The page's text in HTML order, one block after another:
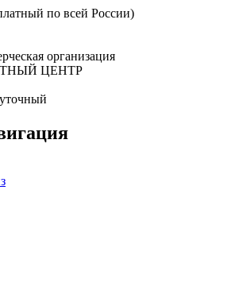
по всей России)
организация
ЦЕНТР